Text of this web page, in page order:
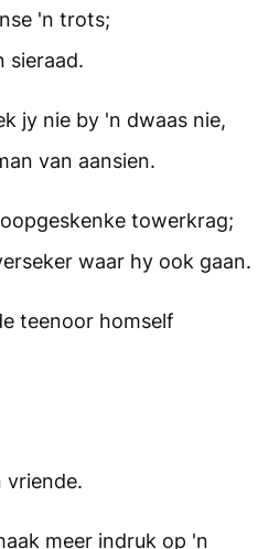
'n trots;
sieraad.
jy nie by 'n dwaas nie,
van aansien.
towerkrag;
waar hy ook gaan.
teenoor homself
vriende.
meer indruk op 'n